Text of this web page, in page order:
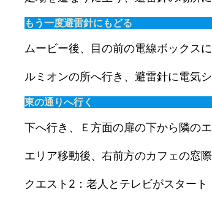
もう一度避雷針にもどる
ムービー後、目の前の電線ボックス
ルミオンの所へ行き、避雷針に電気
東の通りへ行く
下へ行き、Ｅ方面の扉の下から隣の
エリア移動後、右前方のカフェの窓
クエスト2：老人とテレビがスタート